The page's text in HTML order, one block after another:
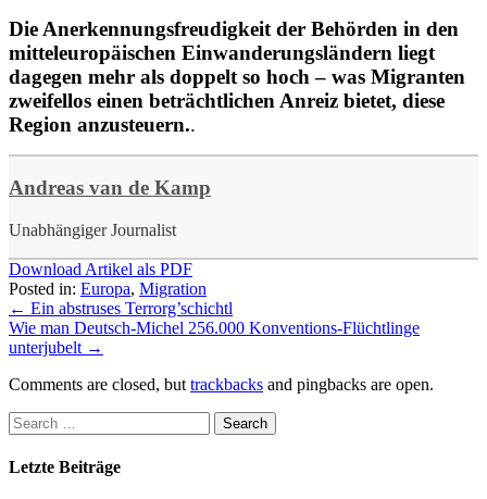
Die Anerkennungsfreudigkeit der Behörden in den
mitteleuropäischen Einwanderungsländern liegt
dagegen mehr als doppelt so hoch – was Migranten
zweifellos einen beträchtlichen Anreiz bietet, diese
Region anzusteuern..
Andreas van de Kamp
Unabhängiger Journalist
Download Artikel als PDF
Posted in: Europa, Migration
← Ein abstruses Terrorg’schichtl
Wie man Deutsch-Michel 256.000 Konventions-Flüchtlinge
unterjubelt →
Comments are closed, but trackbacks and pingbacks are open.
Letzte Beiträge